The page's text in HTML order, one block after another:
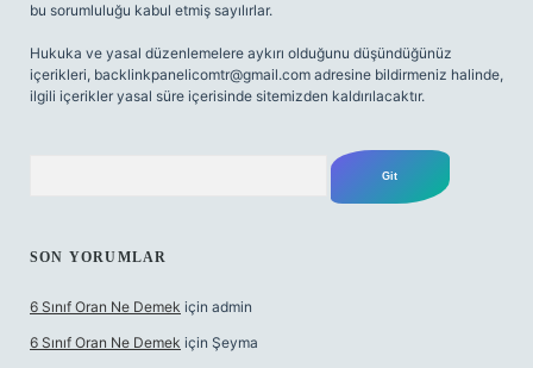
bu sorumluluğu kabul etmiş sayılırlar.
Hukuka ve yasal düzenlemelere aykırı olduğunu düşündüğünüz
içerikleri, backlinkpanelicomtr@gmail.com adresine bildirmeniz halinde,
ilgili içerikler yasal süre içerisinde sitemizden kaldırılacaktır.
SON YORUMLAR
6 Sınıf Oran Ne Demek için admin
6 Sınıf Oran Ne Demek için Şeyma